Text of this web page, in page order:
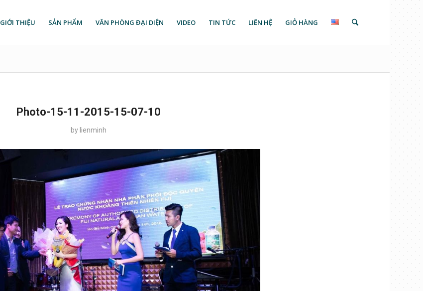
GIỚI THIỆU SẢN PHẨM VĂN PHÒNG ĐẠI DIỆN VIDEO TIN TỨC LIÊN HỆ GIỎ HÀNG
Photo-15-11-2015-15-07-10
by lienminh